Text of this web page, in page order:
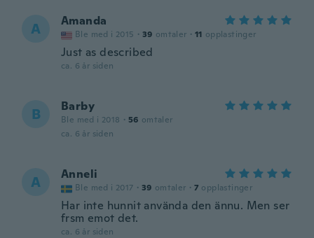
A Amanda
Ble med i 2015 · 39 omtaler · 11 opplastinger
Just as described
ca. 6 år siden
B Barby
Ble med i 2018 · 56 omtaler
ca. 6 år siden
A Anneli
Ble med i 2017 · 39 omtaler · 7 opplastinger
Har inte hunnit använda den ännu. Men ser
frsm emot det.
ca. 6 år siden